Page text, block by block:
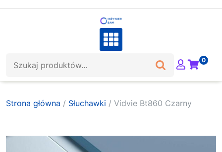
0
Strona główna / Słuchawki / Vidvie Bt860 Czarny